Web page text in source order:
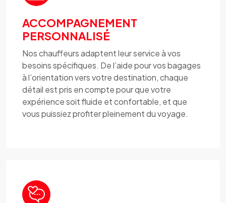
ACCOMPAGNEMENT
PERSONNALISÉ
Nos chauffeurs adaptent leur service à vos
besoins spécifiques. De l’aide pour vos bagages
à l’orientation vers votre destination, chaque
détail est pris en compte pour que votre
expérience soit fluide et confortable, et que
vous puissiez profiter pleinement du voyage.